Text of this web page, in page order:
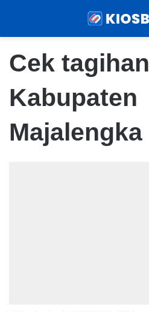
Cek tagihan
Kabupaten
Majalengka